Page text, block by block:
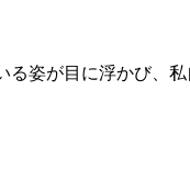
姿が目に浮かび、